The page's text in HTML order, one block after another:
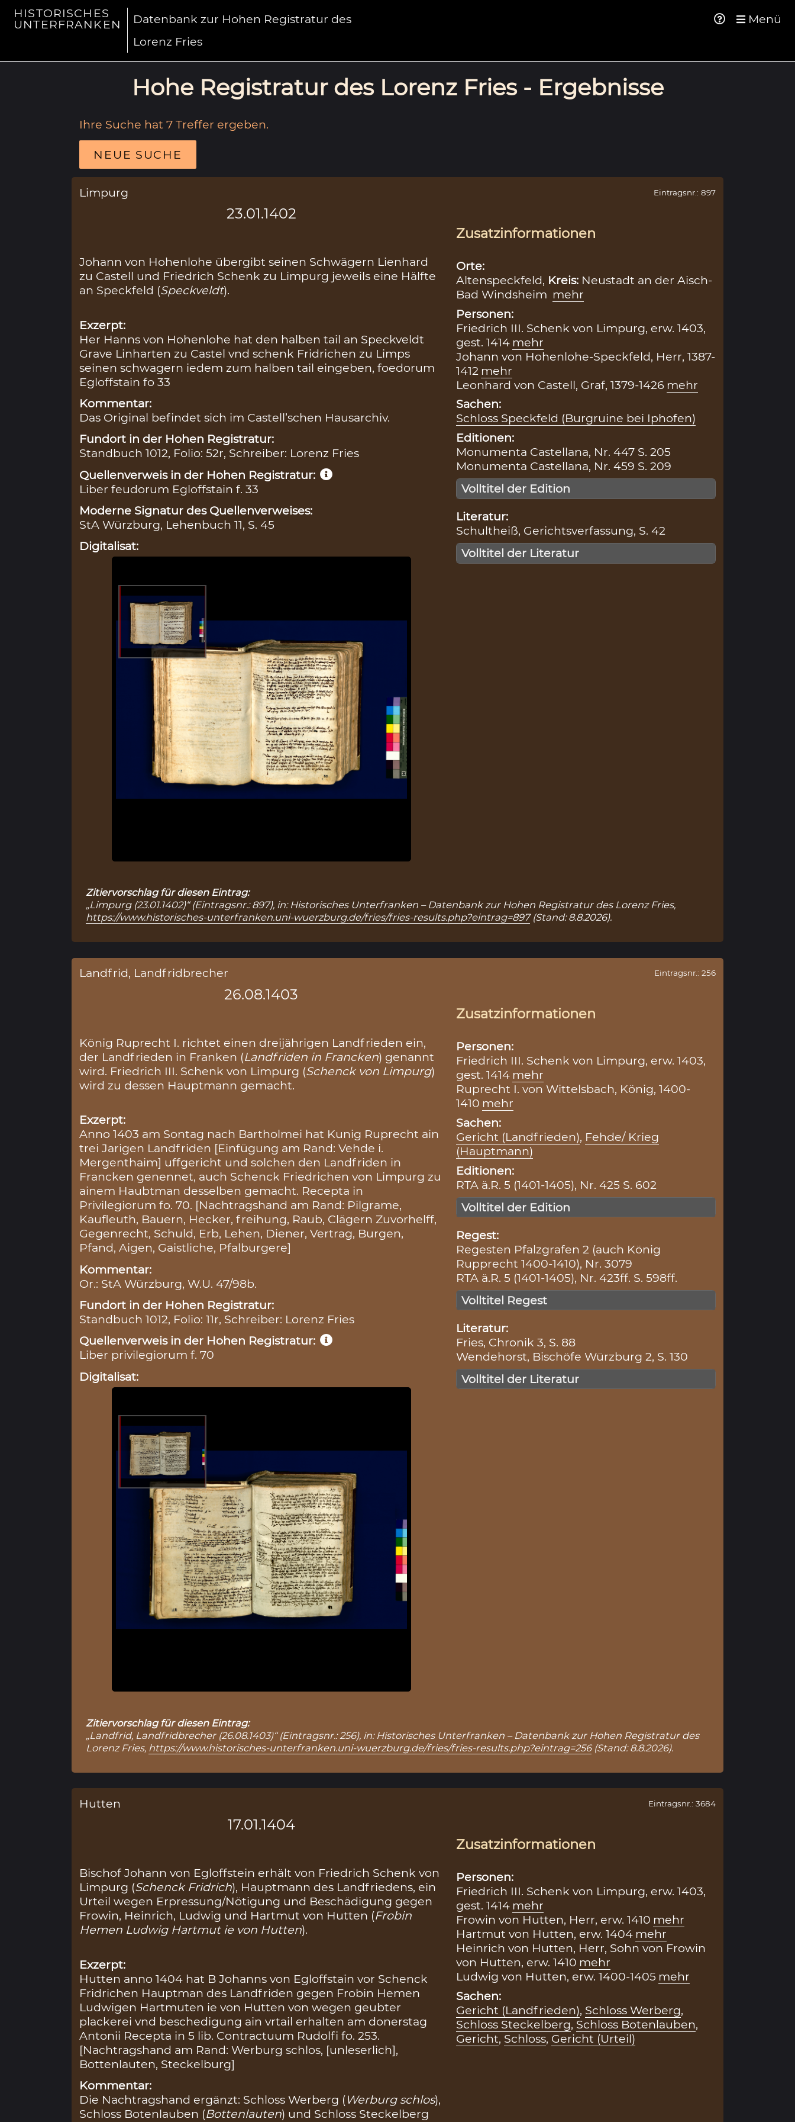
HISTORISCHES
UNTERFRANKEN
Datenbank zur Hohen Registratur des
Lorenz Fries
Menü
Hohe Registratur des Lorenz Fries - Ergebnisse
Ihre Suche hat 7 Treffer ergeben.
NEUE SUCHE
Limpurg
23.01.1402
Johann von Hohenlohe übergibt seinen Schwägern Lienhard
zu Castell und Friedrich Schenk zu Limpurg jeweils eine Hälfte
an Speckfeld (Speckveldt).
Exzerpt:
Her Hanns von Hohenlohe hat den halben tail an Speckveldt
Grave Linharten zu Castel vnd schenk Fridrichen zu Limps
seinen schwagern iedem zum halben tail eingeben, foedorum
Egloffstain fo 33
Kommentar:
Das Original befindet sich im Castell’schen Hausarchiv.
Fundort in der Hohen Registratur:
Standbuch 1012, Folio: 52r, Schreiber: Lorenz Fries
Quellenverweis in der Hohen Registratur:
Liber feudorum Egloffstain f. 33
Moderne Signatur des Quellenverweises:
StA Würzburg, Lehenbuch 11, S. 45
Digitalisat:
Eintragsnr.: 897
Zusatzinformationen
Orte:
Altenspeckfeld, Kreis: Neustadt an der Aisch-
Bad Windsheim mehr
Personen:
Friedrich III. Schenk von Limpurg, erw. 1403,
gest. 1414 mehr
Johann von Hohenlohe-Speckfeld, Herr, 1387-
1412 mehr
Leonhard von Castell, Graf, 1379-1426 mehr
Sachen:
Schloss Speckfeld (Burgruine bei Iphofen)
Editionen:
Monumenta Castellana, Nr. 447 S. 205
Monumenta Castellana, Nr. 459 S. 209
Volltitel der Edition
Literatur:
Schultheiß, Gerichtsverfassung, S. 42
Volltitel der Literatur
Zitiervorschlag für diesen Eintrag:
„Limpurg (23.01.1402)“ (Eintragsnr.: 897), in: Historisches Unterfranken – Datenbank zur Hohen Registratur des Lorenz Fries,
https://www.historisches-unterfranken.uni-wuerzburg.de/fries/fries-results.php?eintrag=897(Stand: 8.8.2026).
Landfrid, Landfridbrecher
26.08.1403
König Ruprecht I. richtet einen dreijährigen Landfrieden ein,
der Landfrieden in Franken (Landfriden in Francken) genannt
wird. Friedrich III. Schenk von Limpurg (Schenck von Limpurg)
wird zu dessen Hauptmann gemacht.
Exzerpt:
Anno 1403 am Sontag nach Bartholmei hat Kunig Ruprecht ain
trei Jarigen Landfriden [Einfügung am Rand: Vehde i.
Mergenthaim] uffgericht und solchen den Landfriden in
Francken genennet, auch Schenck Friedrichen von Limpurg zu
ainem Haubtman desselben gemacht. Recepta in
Privilegiorum fo. 70. [Nachtragshand am Rand: Pilgrame,
Kaufleuth, Bauern, Hecker, freihung, Raub, Clägern Zuvorhelff,
Gegenrecht, Schuld, Erb, Lehen, Diener, Vertrag, Burgen,
Pfand, Aigen, Gaistliche, Pfalburgere]
Kommentar:
Or.: StA Würzburg, W.U. 47/98b.
Fundort in der Hohen Registratur:
Standbuch 1012, Folio: 11r, Schreiber: Lorenz Fries
Quellenverweis in der Hohen Registratur:
Liber privilegiorum f. 70
Digitalisat:
Eintragsnr.: 256
Zusatzinformationen
Personen:
Friedrich III. Schenk von Limpurg, erw. 1403,
gest. 1414 mehr
Ruprecht I. von Wittelsbach, König, 1400-
1410 mehr
Sachen:
Gericht (Landfrieden), Fehde/ Krieg
(Hauptmann)
Editionen:
RTA ä.R. 5 (1401-1405), Nr. 425 S. 602
Volltitel der Edition
Regest:
Regesten Pfalzgrafen 2 (auch König
Rupprecht 1400-1410), Nr. 3079
RTA ä.R. 5 (1401-1405), Nr. 423ff. S. 598ff.
Volltitel Regest
Literatur:
Fries, Chronik 3, S. 88
Wendehorst, Bischöfe Würzburg 2, S. 130
Volltitel der Literatur
Zitiervorschlag für diesen Eintrag:
„Landfrid, Landfridbrecher (26.08.1403)“ (Eintragsnr.: 256), in: Historisches Unterfranken – Datenbank zur Hohen Registratur des
Lorenz Fries, https://www.historisches-unterfranken.uni-wuerzburg.de/fries/fries-results.php?eintrag=256(Stand: 8.8.2026).
Hutten
17.01.1404
Bischof Johann von Egloffstein erhält von Friedrich Schenk von
Limpurg (Schenck Fridrich), Hauptmann des Landfriedens, ein
Urteil wegen Erpressung/Nötigung und Beschädigung gegen
Frowin, Heinrich, Ludwig und Hartmut von Hutten (Frobin
Hemen Ludwig Hartmut ie von Hutten).
Exzerpt:
Hutten anno 1404 hat B Johanns von Egloffstain vor Schenck
Fridrichen Hauptman des Landfriden gegen Frobin Hemen
Ludwigen Hartmuten ie von Hutten von wegen geubter
plackerei vnd beschedigung ain vrtail erhalten am donerstag
Antonii Recepta in 5 lib. Contractuum Rudolfi fo. 253.
[Nachtragshand am Rand: Werburg schlos, [unleserlich],
Bottenlauten, Steckelburg]
Kommentar:
Die Nachtragshand ergänzt: Schloss Werberg (Werburg schlos),
Schloss Botenlauben (Bottenlauten) und Schloss Steckelberg
Eintragsnr.: 3684
Zusatzinformationen
Personen:
Friedrich III. Schenk von Limpurg, erw. 1403,
gest. 1414 mehr
Frowin von Hutten, Herr, erw. 1410 mehr
Hartmut von Hutten, erw. 1404 mehr
Heinrich von Hutten, Herr, Sohn von Frowin
von Hutten, erw. 1410 mehr
Ludwig von Hutten, erw. 1400-1405 mehr
Sachen:
Gericht (Landfrieden), Schloss Werberg,
Schloss Steckelberg, Schloss Botenlauben,
Gericht, Schloss, Gericht (Urteil)